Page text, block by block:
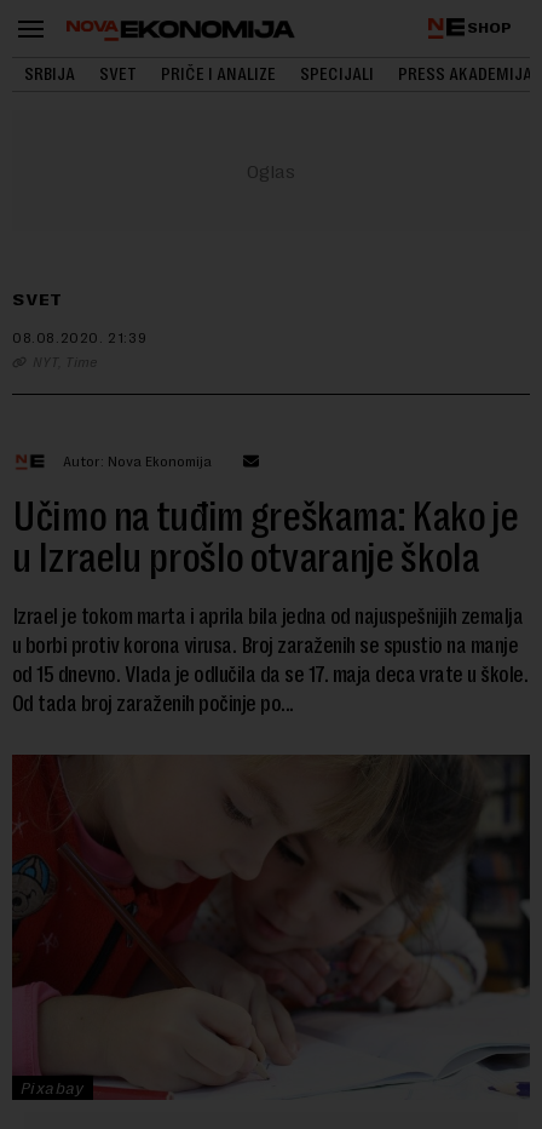
SHOP
SRBIJA SVET PRIČE I ANALIZE SPECIJALI PRESS AKADEMIJA
SVET
08.08.2020. 21:39
NYT, Time
Autor: Nova Ekonomija
Učimo na tuđim greškama: Kako je
u Izraelu prošlo otvaranje škola
Izrael je tokom marta i aprila bila jedna od najuspešnijih zemalja
u borbi protiv korona virusa. Broj zaraženih se spustio na manje
od 15 dnevno. Vlada je odlučila da se 17. maja deca vrate u škole.
Od tada broj zaraženih počinje po...
Pixabay